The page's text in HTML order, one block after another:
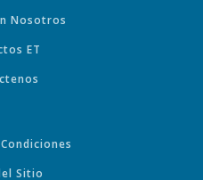
Nosotros
ET
Sitio